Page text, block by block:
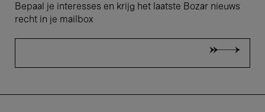
Bepaal je interesses en krijg het laatste Bozar nieuws
recht in je mailbox